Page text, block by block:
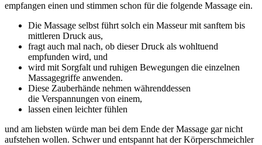
empfangen einen und stimmen schon für die folgende Massage ein.
Die Massage selbst führt solch ein Masseur mit sanftem bis
mittleren Druck aus,
fragt auch mal nach, ob dieser Druck als wohltuend
empfunden wird, und
wird mit Sorgfalt und ruhigen Bewegungen die einzelnen
Massagegriffe anwenden.
Diese Zauberhände nehmen währenddessen
die Verspannungen von einem,
lassen einen leichter fühlen
und am liebsten würde man bei dem Ende der Massage gar nicht
aufstehen wollen. Schwer und entspannt hat der Körperschmeichler